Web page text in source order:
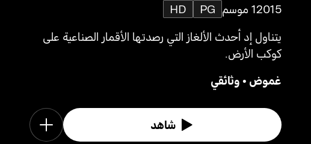
20151 موسم PG
HD
يتناول إد أحدث الألغاز التي رصدتها الأقمار الصناعية على
كوكب الأرض.
غموض •وثائقي
شاهد